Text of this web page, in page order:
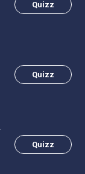
Quizz
Quizz
Quizz